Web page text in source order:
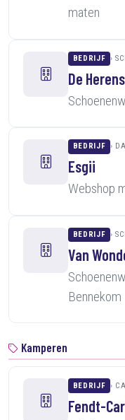
maten
BEDRIJF
De
BEDRIJF
Esgii
Webshop
BEDRIJF
Van
Bennekom
Kamperen
BEDRIJF
Fendt-